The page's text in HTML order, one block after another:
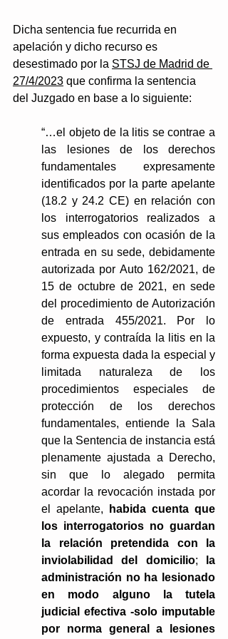
Dicha sentencia fue recurrida en
apelación y dicho recurso es
desestimado por la STSJ de Madrid de
27/4/2023 que confirma la sentencia
del Juzgado en base a lo siguiente:
“…el objeto de la litis se contrae a
las lesiones de los derechos
fundamentales expresamente
identificados por la parte apelante
(18.2 y 24.2 CE) en relación con
los interrogatorios realizados a
sus empleados con ocasión de la
entrada en su sede, debidamente
autorizada por Auto 162/2021, de
15 de octubre de 2021, en sede
del procedimiento de Autorización
de entrada 455/2021. Por lo
expuesto, y contraída la litis en la
forma expuesta dada la especial y
limitada naturaleza de los
procedimientos especiales de
protección de los derechos
fundamentales, entiende la Sala
que la Sentencia de instancia está
plenamente ajustada a Derecho,
sin que lo alegado permita
acordar la revocación instada por
el apelante,
habida cuenta que
los interrogatorios no guardan
la relación pretendida con la
inviolabilidad del domicilio;
la
administración no ha lesionado
en modo alguno la tutela
judicial efectiva -solo imputable
por norma general a lesiones